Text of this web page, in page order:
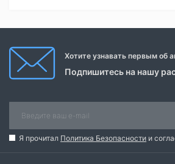
Хотите узнавать первым об
Подпишитесь на нашу
Я прочитал Политика Безопасности и